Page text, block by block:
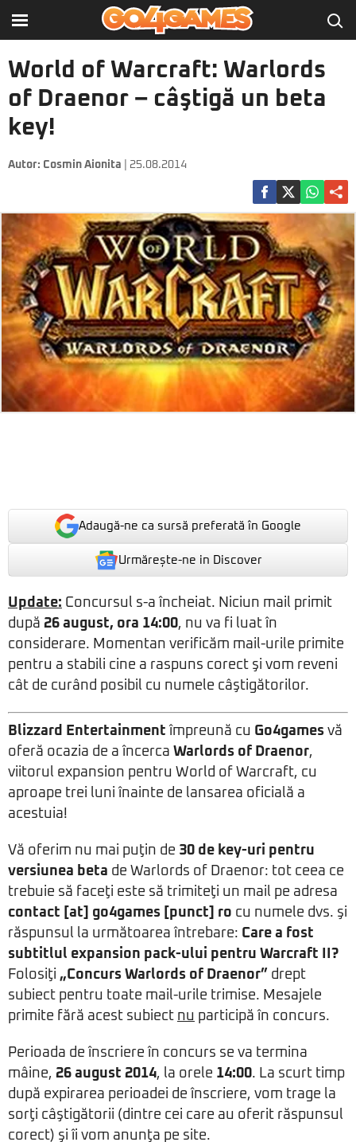
World of Warcraft: Warlords
of Draenor – câştigă un beta
key!
Autor: Cosmin Aionita | 25.08.2014
Adaugă-ne ca sursă preferată în Google
Urmărește-ne in Discover
Update: Concursul s-a încheiat. Niciun mail primit
după 26 august, ora 14:00, nu va fi luat în
considerare. Momentan verificăm mail-urile primite
pentru a stabili cine a raspuns corect şi vom reveni
cât de curând posibil cu numele câştigătorilor.
Blizzard Entertainment împreună cu Go4games vă
oferă ocazia de a încerca Warlords of Draenor,
viitorul expansion pentru World of Warcraft, cu
aproape trei luni înainte de lansarea oficială a
acestuia!
Vă oferim nu mai puţin de 30 de key-uri pentru
versiunea beta de Warlords of Draenor: tot ceea ce
trebuie să faceţi este să trimiteţi un mail pe adresa
contact [at] go4games [punct] ro cu numele dvs. şi
răspunsul la următoarea întrebare: Care a fost
subtitlul expansion pack-ului pentru Warcraft II?
Folosiţi „Concurs Warlords of Draenor” drept
subiect pentru toate mail-urile trimise. Mesajele
primite fără acest subiect nu participă în concurs.
Perioada de înscriere în concurs se va termina
mâine, 26 august 2014, la orele 14:00. La scurt timp
după expirarea perioadei de înscriere, vom trage la
sorţi câştigătorii (dintre cei care au oferit răspunsul
corect) şi îi vom anunţa pe site.